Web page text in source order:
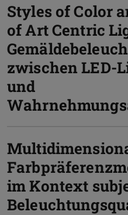
Styles of Color
of Art Centric
zwischen LED-
und
im Kontext